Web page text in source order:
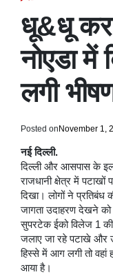
धू&धू कर
नोएडा में
लगी
Posted onNovember 1,
नई दिल्ली.
दिल्ली और आसपास के
राजधानी क्षेत्र में
दिखा। लोगों ने
जागता उदाहरण देखने को
सुपरटेक ईको विलेज 1
जलाए जा रहे पटाखे और
हिस्से में आग लगी तो वहां
आया है।